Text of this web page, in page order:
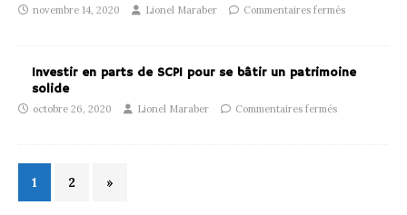
novembre 14, 2020 Lionel Maraber Commentaires fermés
Investir en parts de SCPI pour se bâtir un patrimoine
solide
octobre 26, 2020 Lionel Maraber Commentaires fermés
1 2 »